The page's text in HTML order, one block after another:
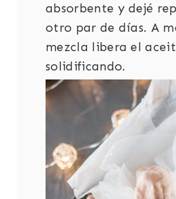
absorbente y dejé
otro par de días. A
mezcla libera el
solidificando.